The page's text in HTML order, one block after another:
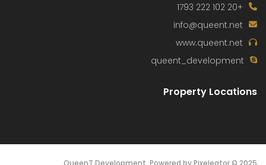
+20 102 222 1793
info@queent.net
www.queent.net
queent_development
Property Locations
2025 © QueenT Development. Powered by Pixeleator